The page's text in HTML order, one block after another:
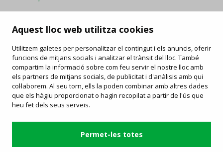
Aquest lloc web utilitza cookies
Utilitzem galetes per personalitzar el contingut i els anuncis, oferir
funcions de mitjans socials i analitzar el trànsit del lloc. També
compartim la informació sobre com feu servir el nostre lloc amb
els partners de mitjans socials, de publicitat i d'anàlisis amb qui
col·laborem. Al seu torn, ells la poden combinar amb altres dades
que els hàgiu proporcionat o hagin recopilat a partir de l'ús que
heu fet dels seus serveis.
Permet-les totes
FAQ/Drets i deures/Carta de serveis/Enllaços d'interès /
Objectes perduts /Ofertes de feina/Informació publicitat
Contacta
Estació d'Autobusos de Granollers
C/ Avinguda del Parc, 2 - 08402 Granollers